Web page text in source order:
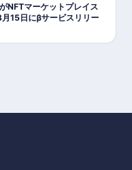
NFTマーケットプレイス
月15日にβサービスリリー